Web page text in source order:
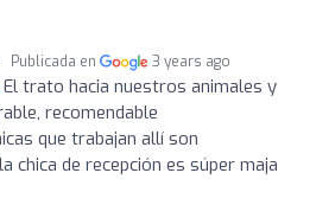
Publicada en 3 years ago
El trato hacia nuestros animales y
recomendable
que trabajan allí son
chica de recepción es súper maja